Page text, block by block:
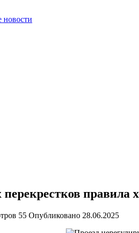
новости
правила
55 Опубликовано 28.06.2025